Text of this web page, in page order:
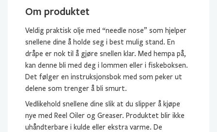
Om produktet
Veldig praktisk olje med “needle nose” som hjelper
snellene dine å holde seg i best mulig stand. En
dråpe er nok til å gjøre snellen klar. Med hempa på,
kan denne bli med deg i lommen eller i fiskeboksen.
Det følger en instruksjonsbok med som peker ut
delene som trenger å bli smurt.
Vedlikehold snellene dine slik at du slipper å kjøpe
nye med Reel Oiler og Greaser. Produktet blir ikke
uhåndterbare i kulde eller ekstra varme. De